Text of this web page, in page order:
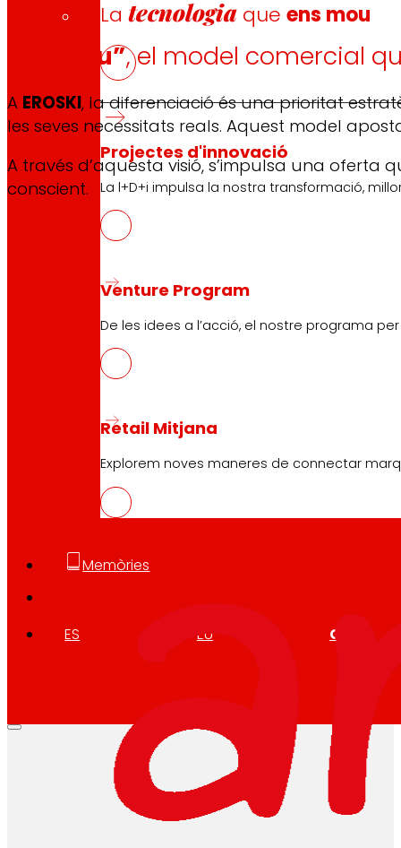
Latecnologia queens mou
Projectes d'innovació
La l+D+i impulsa la nostra transformació,
Venture Program
De les idees a l’acció, el nostre programa
Retail Mitjana
Explorem noves maneres de connectar
Memòries
ES EU CA
“Amb tu”, el model comercial
A EROSKI, la diferenciació és una prioritat
les seves necessitats reals. Aquest model
A través d’aquesta visió, s’impulsa una oferta
conscient.